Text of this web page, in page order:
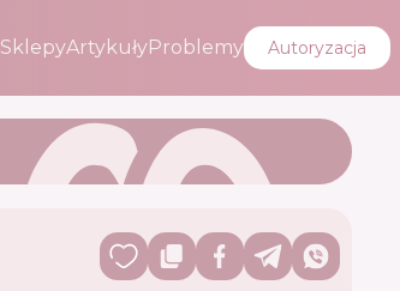
SklepyArtykułyProblemy Autoryzacja